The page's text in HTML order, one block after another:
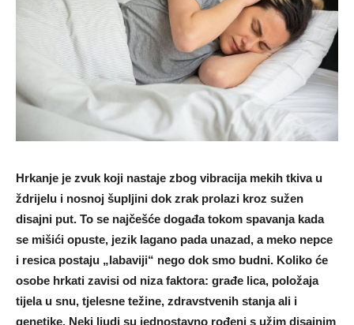
Hrkanje je zvuk koji nastaje zbog vibracija mekih tkiva u
ždrijelu i nosnoj šupljini dok zrak prolazi kroz sužen
disajni put. To se najčešće događa tokom spavanja kada
se mišići opuste, jezik lagano pada unazad, a meko nepce
i resica postaju „labaviji“ nego dok smo budni. Koliko će
osobe hrkati zavisi od niza faktora: građe lica, položaja
tijela u snu, tjelesne težine, zdravstvenih stanja ali i
genetike. Neki ljudi su jednostavno rođeni s užim disajnim